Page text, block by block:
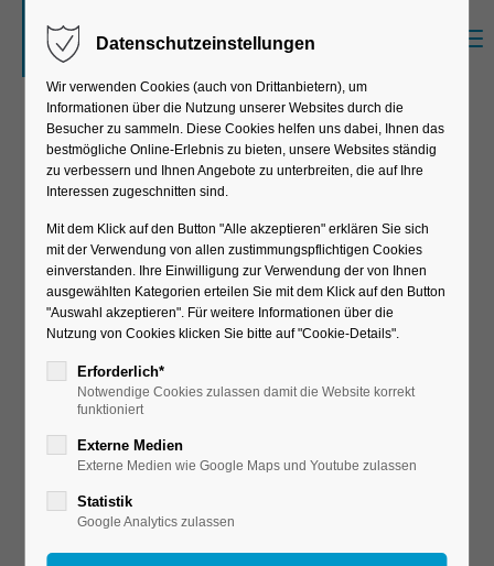
Sorry, item "offcanvas-col1" does not exist.
Sorry, item "offcanvas-col2" does not exist.
Sorry, item "offcanvas-col3" does not exist.
Sorry, item "offcanvas-col4" does not exist.
Optimale
Geschäftsregeln
mit dem SAP
Business Rule
Framework Plus
(BRF+)
Datenschutzeinstellungen
Wir verwenden Cookies (auch von Drittanbietern), um
Informationen über die Nutzung unserer Websites durch die
Besucher zu sammeln. Diese Cookies helfen uns dabei, Ihnen das
bestmögliche Online-Erlebnis zu bieten, unsere Websites ständig
zu verbessern und Ihnen Angebote zu unterbreiten, die auf Ihre
Interessen zugeschnitten sind.
Mit dem Klick auf den Button "Alle akzeptieren" erklären Sie sich
mit der Verwendung von allen zustimmungspflichtigen Cookies
einverstanden. Ihre Einwilligung zur Verwendung der von Ihnen
ausgewählten Kategorien erteilen Sie mit dem Klick auf den Button
"Auswahl akzeptieren". Für weitere Informationen über die
Nutzung von Cookies klicken Sie bitte auf "Cookie-Details".
Erforderlich*
Notwendige Cookies zulassen damit die Website korrekt
funktioniert
Externe Medien
Externe Medien wie Google Maps und Youtube zulassen
Statistik
Google Analytics zulassen